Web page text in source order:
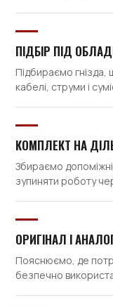
226.D035.1
Binzel
адаптор
ПІДБІР ПІД
Підбираємо гнізда,
кабелі, струми і
КОМПЛЕКТ НА
Збираємо
зупиняти роботу
ОРИГІНАЛ І
Пояснюємо, де
безпечно